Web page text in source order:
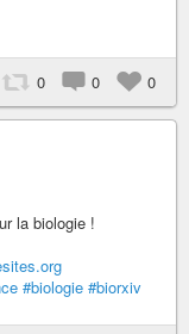
0 0 0
la biologie !
#biologie #biorxiv